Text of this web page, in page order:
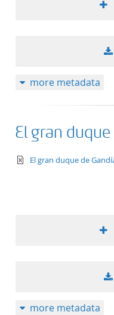
more metadata
El gran
text/xml
El gran duque de
more metadata